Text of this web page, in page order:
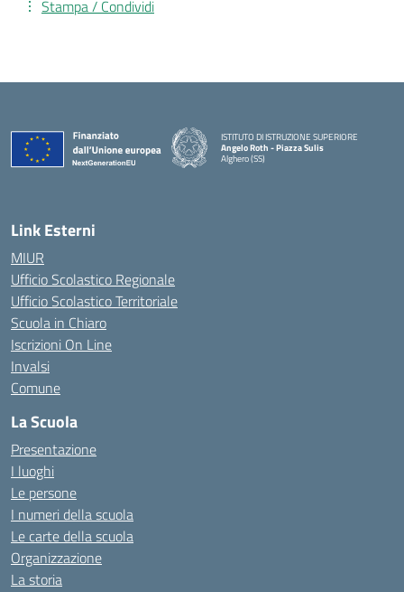
Stampa / Condividi
ISTITUTO DI ISTRUZIONE SUPERIORE
Angelo Roth - Piazza Sulis
Alghero (SS)
— Visita la pagina iniziale della scuola
Link Esterni
MIUR
Ufficio Scolastico Regionale
Ufficio Scolastico Territoriale
Scuola in Chiaro
Iscrizioni On Line
Invalsi
Comune
La Scuola
Presentazione
I luoghi
Le persone
I numeri della scuola
Le carte della scuola
Organizzazione
La storia